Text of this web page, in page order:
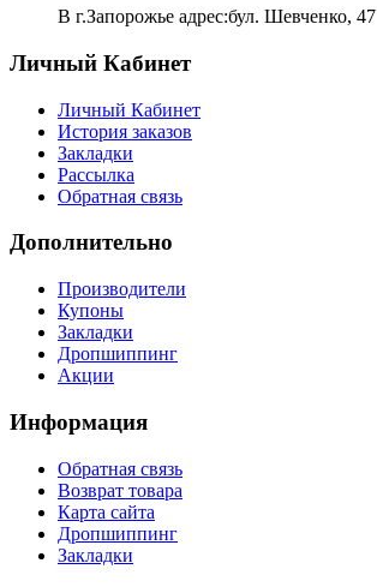
В г.Запорожье адрес:бул. Шевченко, 47
Личный Кабинет
Личный Кабинет
История заказов
Закладки
Рассылка
Обратная связь
Дополнительно
Производители
Купоны
Закладки
Дропшиппинг
Акции
Информация
Обратная связь
Возврат товара
Карта сайта
Дропшиппинг
Закладки